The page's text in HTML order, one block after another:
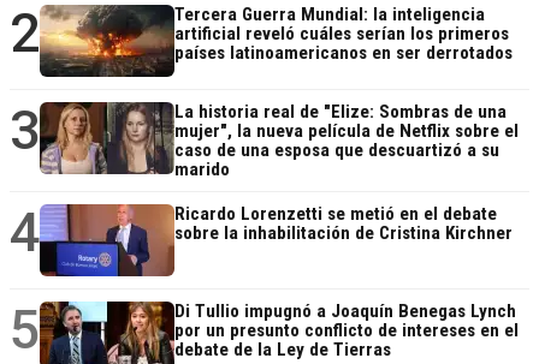
2
Tercera Guerra Mundial: la inteligencia
artificial reveló cuáles serían los primeros
países latinoamericanos en ser derrotados
3
La historia real de "Elize: Sombras de una
mujer", la nueva película de Netflix sobre el
caso de una esposa que descuartizó a su
marido
4
Ricardo Lorenzetti se metió en el debate
sobre la inhabilitación de Cristina Kirchner
5
Di Tullio impugnó a Joaquín Benegas Lynch
por un presunto conflicto de intereses en el
debate de la Ley de Tierras